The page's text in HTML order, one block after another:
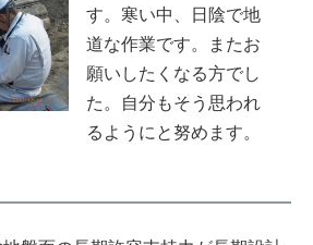
す。寒い中、日陰で地
道な作業です。またお
願いしたくなる方でし
た。自分もそう思われ
るようにと努めます。